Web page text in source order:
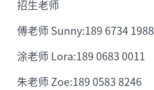
招生老师
傅老师 Sunny:189 6734 1988
涂老师 Lora:189 0683 0011
朱老师 Zoe:189 0583 8246